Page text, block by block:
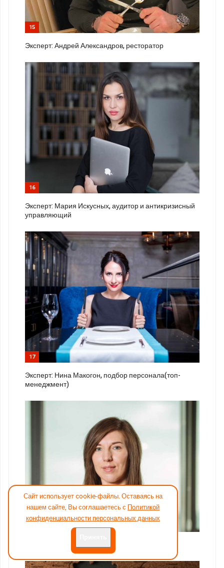
15
Эксперт: Андрей Александров, ресторатор
16
Эксперт: Мария Искусных, аудитор и антикризисный
управляющий
17
Эксперт: Нина Макогон, подбор персонала(топ-
менеджмент)
Эксперт: Ксения Богоявленская
Сайт использует cookie-файлы. Оставаясь на
нашем сайте, Вы соглашаетесь с Политикой
конфиденциальности персональных данных